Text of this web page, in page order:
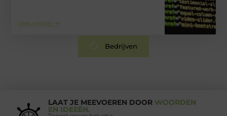
Lees verder ➜
Bedrijven
LAAT JE MEEVOEREN DOOR WOORDEN
EN IDEEËN.